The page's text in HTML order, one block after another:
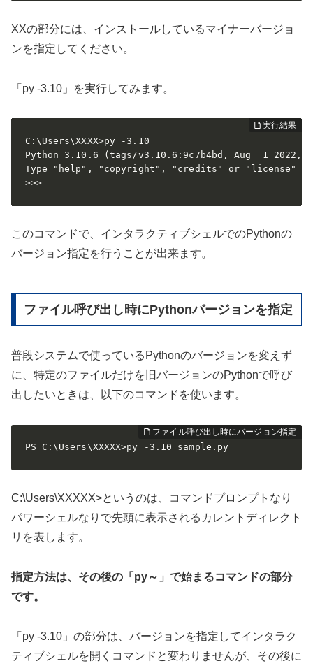
XXの部分には、インストールしているマイナーバージョ
ンを指定してください。
「py -3.10」を実行してみます。
C:\Users\XXXX>py -3.10
Python 3.10.6 (tags/v3.10.6:9c7b4bd, Aug  1 2022,
Type "help", "copyright", "credits" or "license"
>>>
このコマンドで、インタラクティブシェルでのPythonの
バージョン指定を行うことが出来ます。
ファイル呼び出し時にPythonバージョンを指定
普段システムで使っているPythonのバージョンを変えず
に、特定のファイルだけを旧バージョンのPythonで呼び
出したいときは、以下のコマンドを使います。
PS C:\Users\XXXXX>py -3.10 sample.py
C:\Users\XXXXX>というのは、コマンドプロンプトなり
パワーシェルなりで先頭に表示されるカレントディレクト
リを表します。
指定方法は、その後の「py～」で始まるコマンドの部分
です。
「py -3.10」の部分は、バージョンを指定してインタラク
ティブシェルを開くコマンドと変わりませんが、その後に